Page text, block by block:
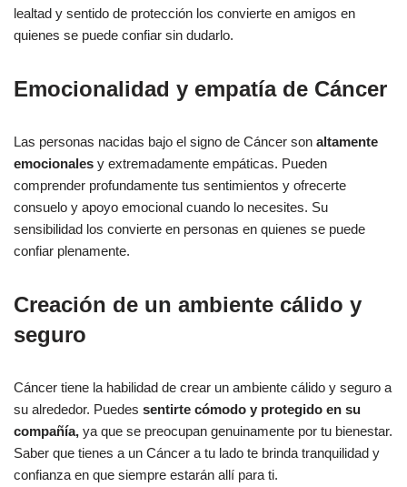
lealtad y sentido de protección los convierte en amigos en
quienes se puede confiar sin dudarlo.
Emocionalidad y empatía de Cáncer
Las personas nacidas bajo el signo de Cáncer son altamente
emocionales y extremadamente empáticas. Pueden
comprender profundamente tus sentimientos y ofrecerte
consuelo y apoyo emocional cuando lo necesites. Su
sensibilidad los convierte en personas en quienes se puede
confiar plenamente.
Creación de un ambiente cálido y
seguro
Cáncer tiene la habilidad de crear un ambiente cálido y seguro a
su alrededor. Puedes sentirte cómodo y protegido en su
compañía, ya que se preocupan genuinamente por tu bienestar.
Saber que tienes a un Cáncer a tu lado te brinda tranquilidad y
confianza en que siempre estarán allí para ti.